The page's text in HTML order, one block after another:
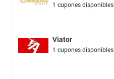
1 cupones disponibles
Viator
1 cupones disponibles